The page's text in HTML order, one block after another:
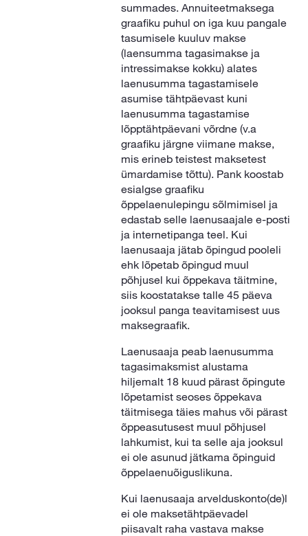
summades. Annuiteetmaksega
graafiku puhul on iga kuu pangale
tasumisele kuuluv makse
(laensumma tagasimakse ja
intressimakse kokku) alates
laenusumma tagastamisele
asumise tähtpäevast kuni
laenusumma tagastamise
lõpptähtpäevani võrdne (v.a
graafiku järgne viimane makse,
mis erineb teistest maksetest
ümardamise tõttu). Pank koostab
esialgse graafiku
õppelaenulepingu sõlmimisel ja
edastab selle laenusaajale e-posti
ja internetipanga teel. Kui
laenusaaja jätab õpingud pooleli
ehk lõpetab õpingud muul
põhjusel kui õppekava täitmine,
siis koostatakse talle 45 päeva
jooksul panga teavitamisest uus
maksegraafik.
Laenusaaja peab laenusumma
tagasimaksmist alustama
hiljemalt 18 kuud pärast õpingute
lõpetamist seoses õppekava
täitmisega täies mahus või pärast
õppeasutusest muul põhjusel
lahkumist, kui ta selle aja jooksul
ei ole asunud jätkama õpinguid
õppelaenuõiguslikuna.
Kui laenusaaja arvelduskonto(de)l
ei ole maksetähtpäevadel
piisavalt raha vastava makse